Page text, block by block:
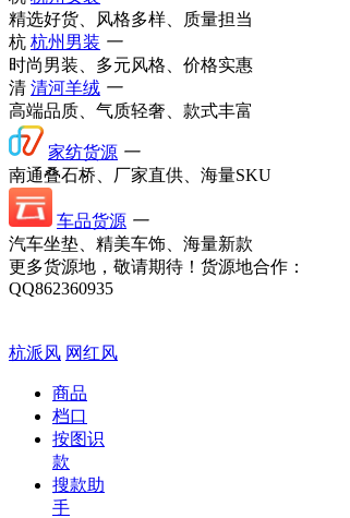
精选好货、风格多样、质量担当
杭 杭州男装 一
时尚男装、多元风格、价格实惠
清 清河羊绒 一
高端品质、气质轻奢、款式丰富
家纺货源 一
南通叠石桥、厂家直供、海量SKU
车品货源 一
汽车坐垫、精美车饰、海量新款
更多货源地，敬请期待！ 货源地合作：
QQ862360935
杭派风 网红风
商品
档口
按图识
款
搜款助
手